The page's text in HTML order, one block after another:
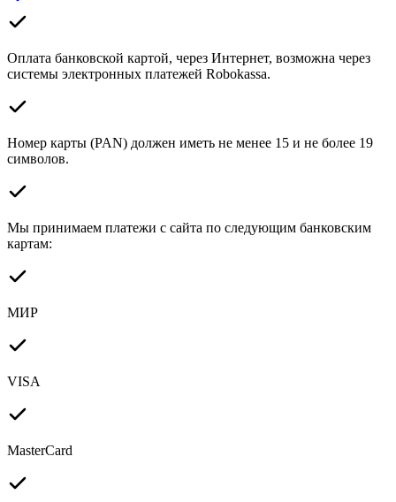
Оплата банковской картой, через Интернет, возможна через
системы электронных платежей Robokassa.
Номер карты (PAN) должен иметь не менее 15 и не более 19
символов.
Мы принимаем платежи с сайта по следующим банковским
картам:
МИР
VISA
MasterCard